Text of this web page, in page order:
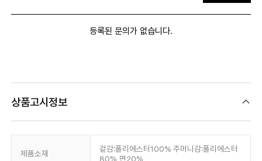
등록된 문의가 없습니다.
상품고시정보
제품소재
겉감:폴리에스터100% 주머니감:폴리에스터
80%,면20%